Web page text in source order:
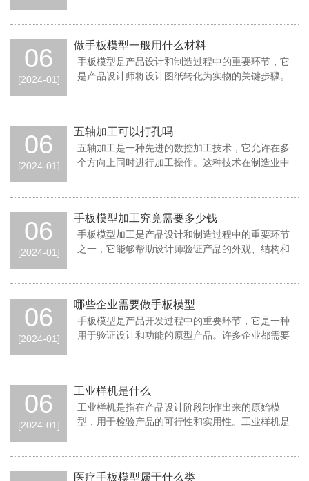
06
[2024-01]
做手板模型一般用什么材料
手板模型是产品设计和制造过程中的重要环节，它
是产品设计师将设计图纸转化为实物的关键步骤。
06
[2024-01]
五轴加工可以打孔吗
五轴加工是一种先进的数控加工技术，它允许在多
个方向上同时进行加工操作。这种技术在制造业中
06
[2024-01]
手板模型加工究竟需要多少钱
手板模型加工是产品设计和制造过程中的重要环节
之一，它能够帮助设计师验证产品的外观、结构和
06
[2024-01]
哪些企业需要做手板模型
手板模型是产品开发过程中的重要环节，它是一种
用于验证设计和功能的原型产品。许多企业都需要
06
[2024-01]
工业样机是什么
工业样机是指在产品设计阶段制作出来的原始模
型，用于检验产品的可行性和实用性。工业样机是
医疗手板模型属于什么类